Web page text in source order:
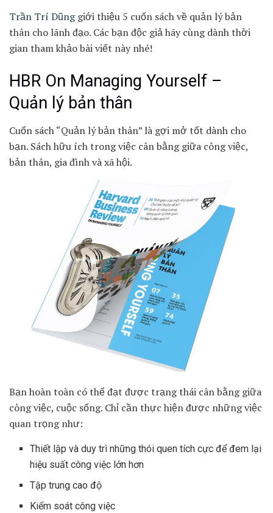
Trần Trí Dũnggiới thiệu 5 cuốn sách về quản lý bản
thân cho lãnh đạo. Các bạn độc giả hãy cùng dành thời
gian tham khảo bài viết này nhé!
HBR On Managing Yourself –
Quản lý bản thân
Cuốn sách “Quản lý bản thân” là gợi mở tốt dành cho
bạn. Sách hữu ích trong việc cân bằng giữa công việc,
bản thân, gia đình và xã hội.
Bạn hoàn toàn có thể đạt được trạng thái cân bằng giữa
công việc, cuộc sống. Chỉ cần thực hiện được những việc
quan trọng như:
Thiết lập và duy trì những thói quen tích cực để đem lại
hiệu suất công việc lớn hơn
Tập trung cao độ
Kiểm soát công việc